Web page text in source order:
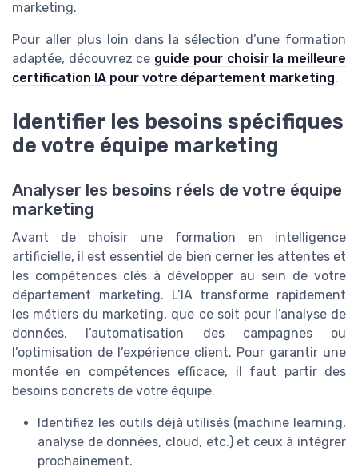
marketing.
Pour aller plus loin dans la sélection d’une formation
adaptée, découvrez ce guide pour choisir la meilleure
certification IA pour votre département marketing.
Identifier les besoins spécifiques
de votre équipe marketing
Analyser les besoins réels de votre équipe
marketing
Avant de choisir une formation en intelligence
artificielle, il est essentiel de bien cerner les attentes et
les compétences clés à développer au sein de votre
département marketing. L’IA transforme rapidement
les métiers du marketing, que ce soit pour l’analyse de
données, l’automatisation des campagnes ou
l’optimisation de l’expérience client. Pour garantir une
montée en compétences efficace, il faut partir des
besoins concrets de votre équipe.
Identifiez les outils déjà utilisés (machine learning,
analyse de données, cloud, etc.) et ceux à intégrer
prochainement.